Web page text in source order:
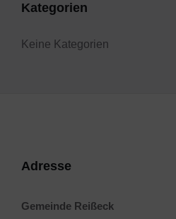
Kategorien
Keine Kategorien
Adresse
Gemeinde Reißeck